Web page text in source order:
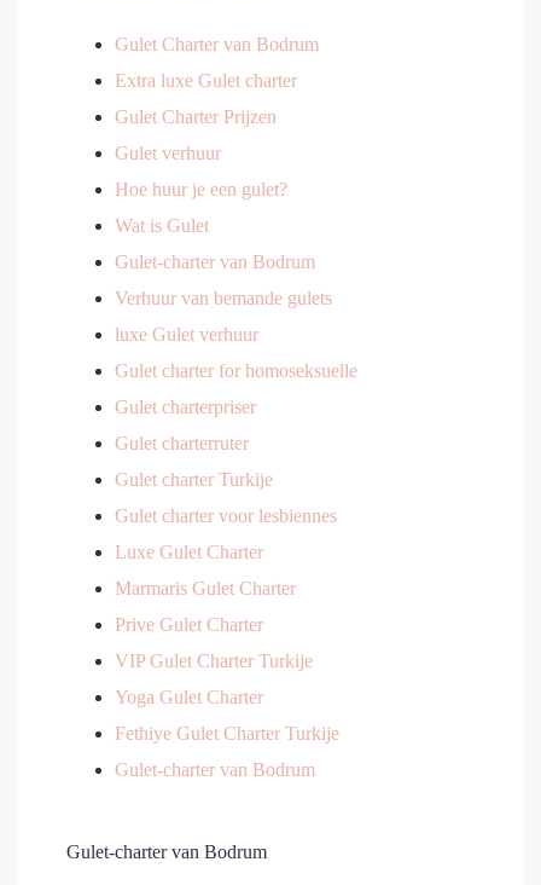
Gulet Charter van Bodrum
Extra luxe Gulet charter
Gulet Charter Prijzen
Gulet verhuur
Hoe huur je een gulet?
Wat is Gulet
Gulet-charter van Bodrum
Verhuur van bemande gulets
luxe Gulet verhuur
Gulet charter for homoseksuelle
Gulet charterpriser
Gulet charterruter
Gulet charter Turkije
Gulet charter voor lesbiennes
Luxe Gulet Charter
Marmaris Gulet Charter
Prive Gulet Charter
VIP Gulet Charter Turkije
Yoga Gulet Charter
Fethiye Gulet Charter Turkije
Gulet-charter van Bodrum
Gulet-charter van Bodrum